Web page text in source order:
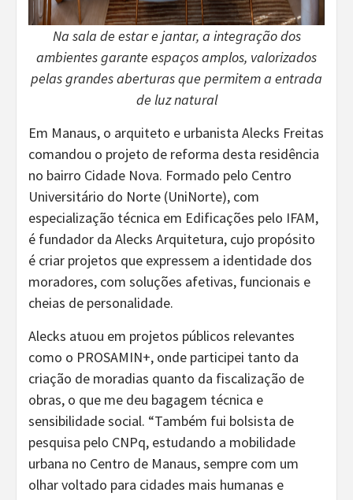
Na sala de estar e jantar, a integração dos
ambientes garante espaços amplos, valorizados
pelas grandes aberturas que permitem a entrada
de luz natural
Em Manaus, o arquiteto e urbanista Alecks Freitas
comandou o projeto de reforma desta residência
no bairro Cidade Nova. Formado pelo Centro
Universitário do Norte (UniNorte), com
especialização técnica em Edificações pelo IFAM,
é fundador da Alecks Arquitetura, cujo propósito
é criar projetos que expressem a identidade dos
moradores, com soluções afetivas, funcionais e
cheias de personalidade.
Alecks atuou em projetos públicos relevantes
como o PROSAMIN+, onde participei tanto da
criação de moradias quanto da fiscalização de
obras, o que me deu bagagem técnica e
sensibilidade social. “Também fui bolsista de
pesquisa pelo CNPq, estudando a mobilidade
urbana no Centro de Manaus, sempre com um
olhar voltado para cidades mais humanas e